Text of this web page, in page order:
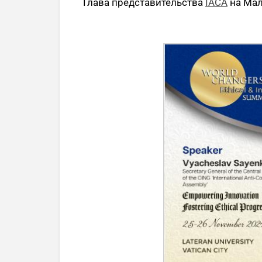
Глава представительства IACA на